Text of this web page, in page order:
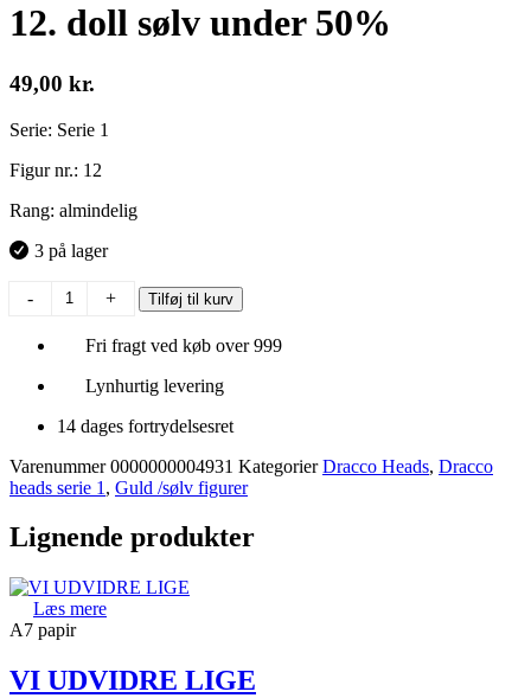
12. doll sølv under 50%
49,00 kr.
Serie: Serie 1
Figur nr.: 12
Rang: almindelig
3 på lager
-
under
antal
+ Tilføj til kurv
Fri fragt ved køb over 999
Lynhurtig levering
14 dages fortrydelsesret
Varenummer0000000004931 Kategorier Dracco Heads, Dracco
heads serie 1 , Guld /sølv figurer
Lignende produkter
Læs mere
A7 papir
VI UDVIDRE LIGE